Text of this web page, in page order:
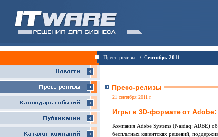
Пресс-релизы / Сентябрь 2011
Пресс-релизы
21 сентября 2011 г
Игры в 3D-формате от Adobe:
Компания Adobe Systems (Nasdaq: ADBE)
бесплатных клиентских решений,